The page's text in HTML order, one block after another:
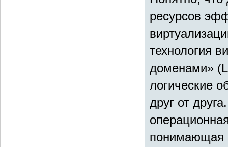
ресурсов
технология
доменами»
логические
друг от
понимающая